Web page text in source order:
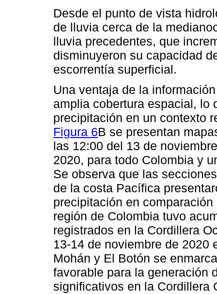
Desde el punto de vista
de lluvia cerca de la
lluvia precedentes, que
disminuyeron su capacidad
escorrentía superficial.
Una ventaja de la
amplia cobertura espacial, lo
precipitación en un contexto
Figura 6B se presentan
las 12:00 del 13 de
2020, para todo Colombia y
Se observa que las
de la costa Pacífica
precipitación en
región de Colombia tuvo
registrados en la Cordillera
13-14 de noviembre de 2020
Mohán y El Botón se
favorable para la generación
significativos en la Cordillera